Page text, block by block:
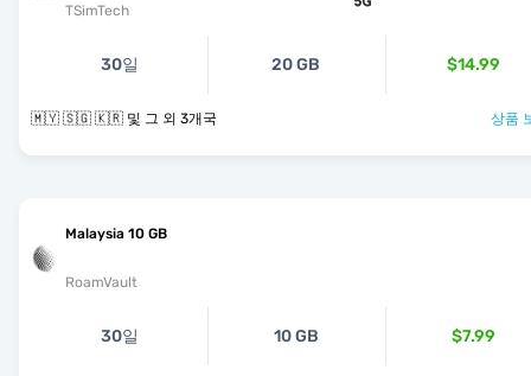
TSimTech
30일 20 GB $14.99
🇲🇾 🇸🇬 🇰🇷 및 그 외 3개국 상품
Malaysia 10 GB
RoamVault
30일 10 GB $7.99